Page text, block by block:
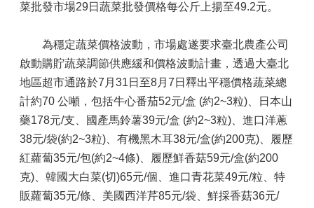
菜批發市場29日蔬菜批發價格每公斤上揚至49.2元。
為穩定蔬菜價格波動，市場處遂要求臺北農產公司
啟動購貯蔬菜調節供應緩和價格波動計畫，透過大臺北
地區超市通路於7月31日至8月7日釋出平穩價格蔬菜總
計約70 公噸，包括牛心番茄52元/盒 (約2~3粒)、日本山
藥178元/支、國產馬鈴薯39元/盒 (約2~3粒)、進口洋蔥
38元/袋(約2~3粒)、有機黑木耳38元/盒(約200克)、履歷
紅蘿蔔35元/包(約2~4條)、履歷鮮香菇59元/盒(約200
克)、韓國大白菜(切)65元/個、進口青花菜49元/粒、特
販蘿蔔35元/條、美國西洋芹85元/袋、鮮採香菇36元/